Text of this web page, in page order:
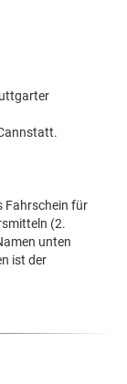
Fahrschein für
(2.
unten
ist der